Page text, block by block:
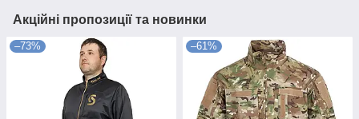
Акційні пропозиції та новинки
–73% –61%